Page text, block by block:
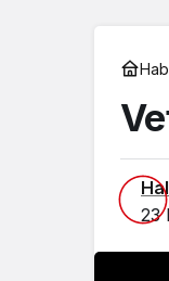
23